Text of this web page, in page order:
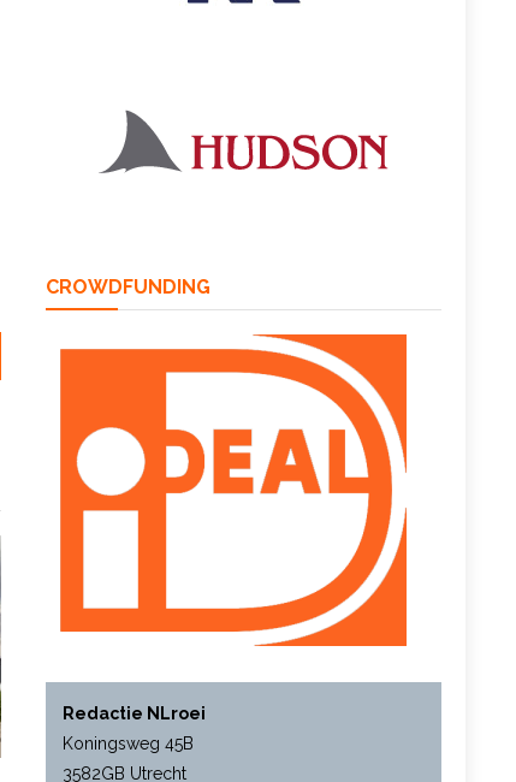
CROWDFUNDING
Redactie NLroei
Koningsweg 45B
3582GB Utrecht